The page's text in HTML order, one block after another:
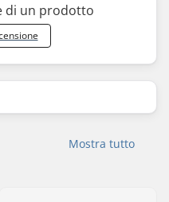
di un prodotto
Mostra tutto